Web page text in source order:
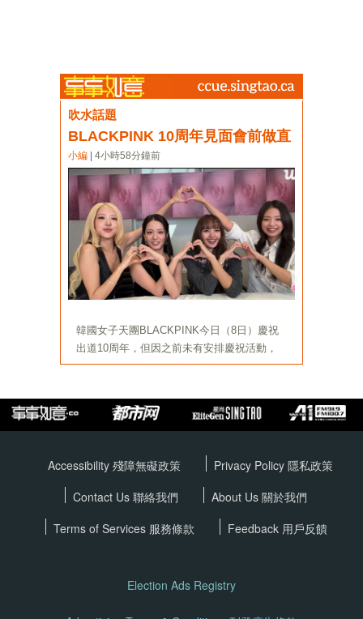
Accessibility 殘障無礙政策 Privacy Policy 隱私政策
Contact Us 聯絡我們
About Us 關於我們
Terms of Services 服務條款 Feedback 用戶反饋
Election Ads Registry